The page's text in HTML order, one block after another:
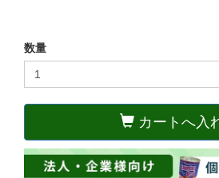
数量
カートへ入